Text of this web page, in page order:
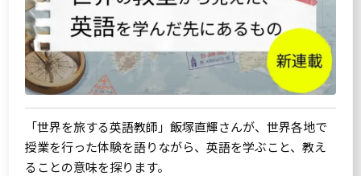
「世界を旅する英語教師」飯塚直輝さんが、世界各地で
授業を行った体験を語りながら、英語を学ぶこと、教え
ることの意味を探ります。